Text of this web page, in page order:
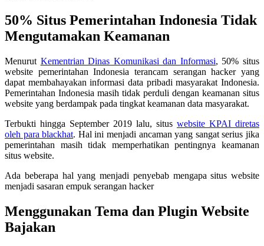
50% Situs Pemerintahan Indonesia Tidak
Mengutamakan Keamanan
Menurut Kementrian Dinas Komunikasi dan Informasi, 50% situs
website pemerintahan Indonesia terancam serangan hacker yang
dapat membahayakan informasi data pribadi masyarakat Indonesia.
Pemerintahan Indonesia masih tidak perduli dengan keamanan situs
website yang berdampak pada tingkat keamanan data masyarakat.
Terbukti hingga September 2019 lalu, situs website KPAI diretas
oleh para blackhat. Hal ini menjadi ancaman yang sangat serius jika
pemerintahan masih tidak memperhatikan pentingnya keamanan
situs website.
Ada beberapa hal yang menjadi penyebab mengapa situs website
menjadi sasaran empuk serangan hacker
Menggunakan Tema dan Plugin Website
Bajakan